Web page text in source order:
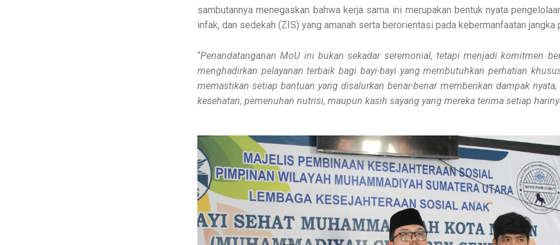
sambutannya menegaskan bahwa kerja sama ini merupakan bentuk nyata
infak, dan sedekah (ZIS) yang amanah serta berorientasi pada kebermanfaatan jangka
“Penandatanganan MoU ini bukan sekadar seremonial, tetapi menjadi komitmen
menghadirkan pelayanan terbaik bagi bayi-bayi yang membutuhkan perhatian
memastikan setiap bantuan yang disalurkan benar-benar memberikan dampak
kesehatan, pemenuhan nutrisi, maupun kasih sayang yang mereka terima setiap